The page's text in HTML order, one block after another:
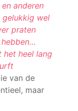
anderen
gelukkig wel
praten
hebben…
het heel lang
van de
maar